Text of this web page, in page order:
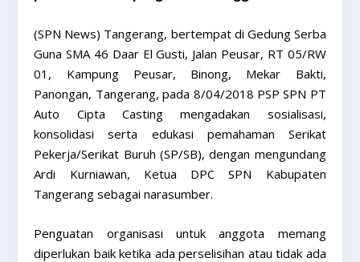
(SPN News) Tangerang, bertempat di Gedung Serba
Guna SMA 46 Daar El Gusti, Jalan Peusar, RT 05/RW
01, Kampung Peusar, Binong, Mekar Bakti,
Panongan, Tangerang, pada 8/04/2018 PSP SPN PT
Auto Cipta Casting mengadakan sosialisasi,
konsolidasi serta edukasi pemahaman Serikat
Pekerja/Serikat Buruh (SP/SB), dengan mengundang
Ardi Kurniawan, Ketua DPC SPN Kabupaten
Tangerang sebagai narasumber.
Penguatan organisasi untuk anggota memang
diperlukan baik ketika ada perselisihan atau tidak ada